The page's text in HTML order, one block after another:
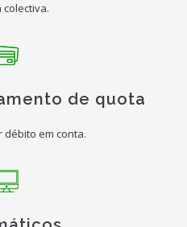
de quota
débito em conta.